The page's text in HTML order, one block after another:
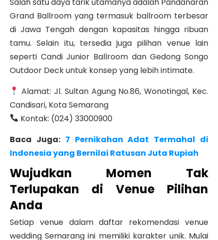
Grand Ballroom yang termasuk ballroom terbesar
di Jawa Tengah dengan kapasitas hingga ribuan
tamu. Selain itu, tersedia juga pilihan venue lain
seperti Candi Junior Ballroom dan Gedong Songo
Outdoor Deck untuk konsep yang lebih intimate.
Alamat: Jl. Sultan Agung No.86, Wonotingal, Kec.
Candisari, Kota Semarang
Kontak: (024) 33000900
Baca Juga: 7 Pernikahan Adat Termahal di
Indonesia yang Bernilai Ratusan Juta Rupiah
Wujudkan Momen Tak
Terlupakan di Venue Pilihan
Anda
Setiap venue dalam daftar rekomendasi venue
wedding Semarang ini memiliki karakter unik. Mulai